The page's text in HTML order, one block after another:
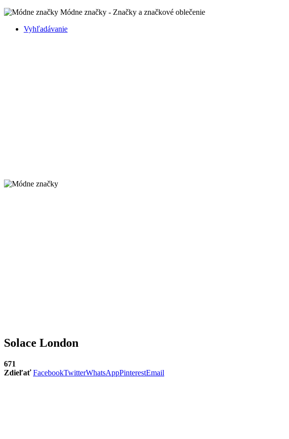
Módne značky - Značky a značkové oblečenie
Vyhľadávanie
Solace London
671
Zdieľať FacebookTwitterWhatsAppPinterestEmail